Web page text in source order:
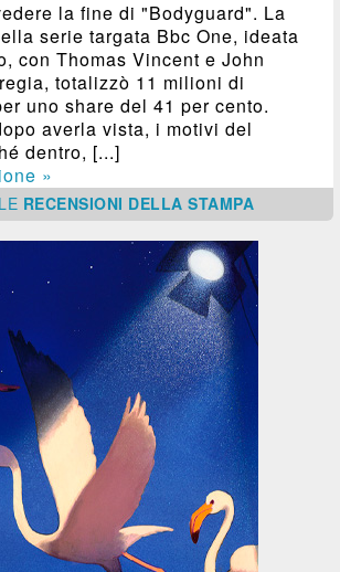
la fine di "Bodyguard". La
serie targata Bbc One, ideata
con Thomas Vincent e John
totalizzò 11 milioni di
uno share del 41 per cento.
averla vista, i motivi del
dentro, [...]
»
LE RECENSIONI DELLA STAMPA